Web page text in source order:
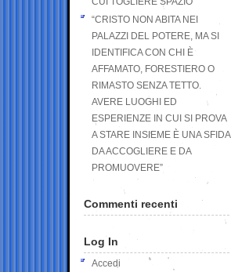
“CRISTO NON ABITA NEI
PALAZZI DEL POTERE, MA SI
IDENTIFICA CON CHI È
AFFAMATO, FORESTIERO O
RIMASTO SENZA TETTO.
AVERE LUOGHI ED
ESPERIENZE IN CUI SI PROVA
A STARE INSIEME È UNA SFIDA
DA ACCOGLIERE E DA
PROMUOVERE”
Commenti recenti
Log In
Accedi